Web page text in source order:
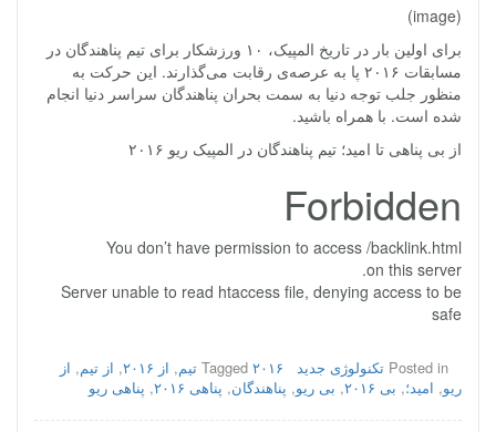
(image)
برای اولین بار در تاریخ المپیک، ۱۰ ورزشکار برای تیم پناهندگان در
مسابقات ۲۰۱۶ پا به عرصه‌ی رقابت می‌گذارند. این حرکت به
منظور جلب توجه دنیا به سمت بحران پناهندگان سراسر دنیا انجام
شده است. با همراه باشید.
از بی پناهی تا امید؛ تیم پناهندگان در المپیک ریو ۲۰۱۶
Forbidden
You don’t have permission to access /backlink.html
on this server.
Server unable to read htaccess file, denying access to be
safe
Posted in تکنولوژی جدید Tagged ۲۰۱۶ تیم , از ۲۰۱۶ , از تیم, از
ریو, امید؛, بی ۲۰۱۶ , بی ریو, پناهندگان, پناهی ۲۰۱۶ , پناهی ریو